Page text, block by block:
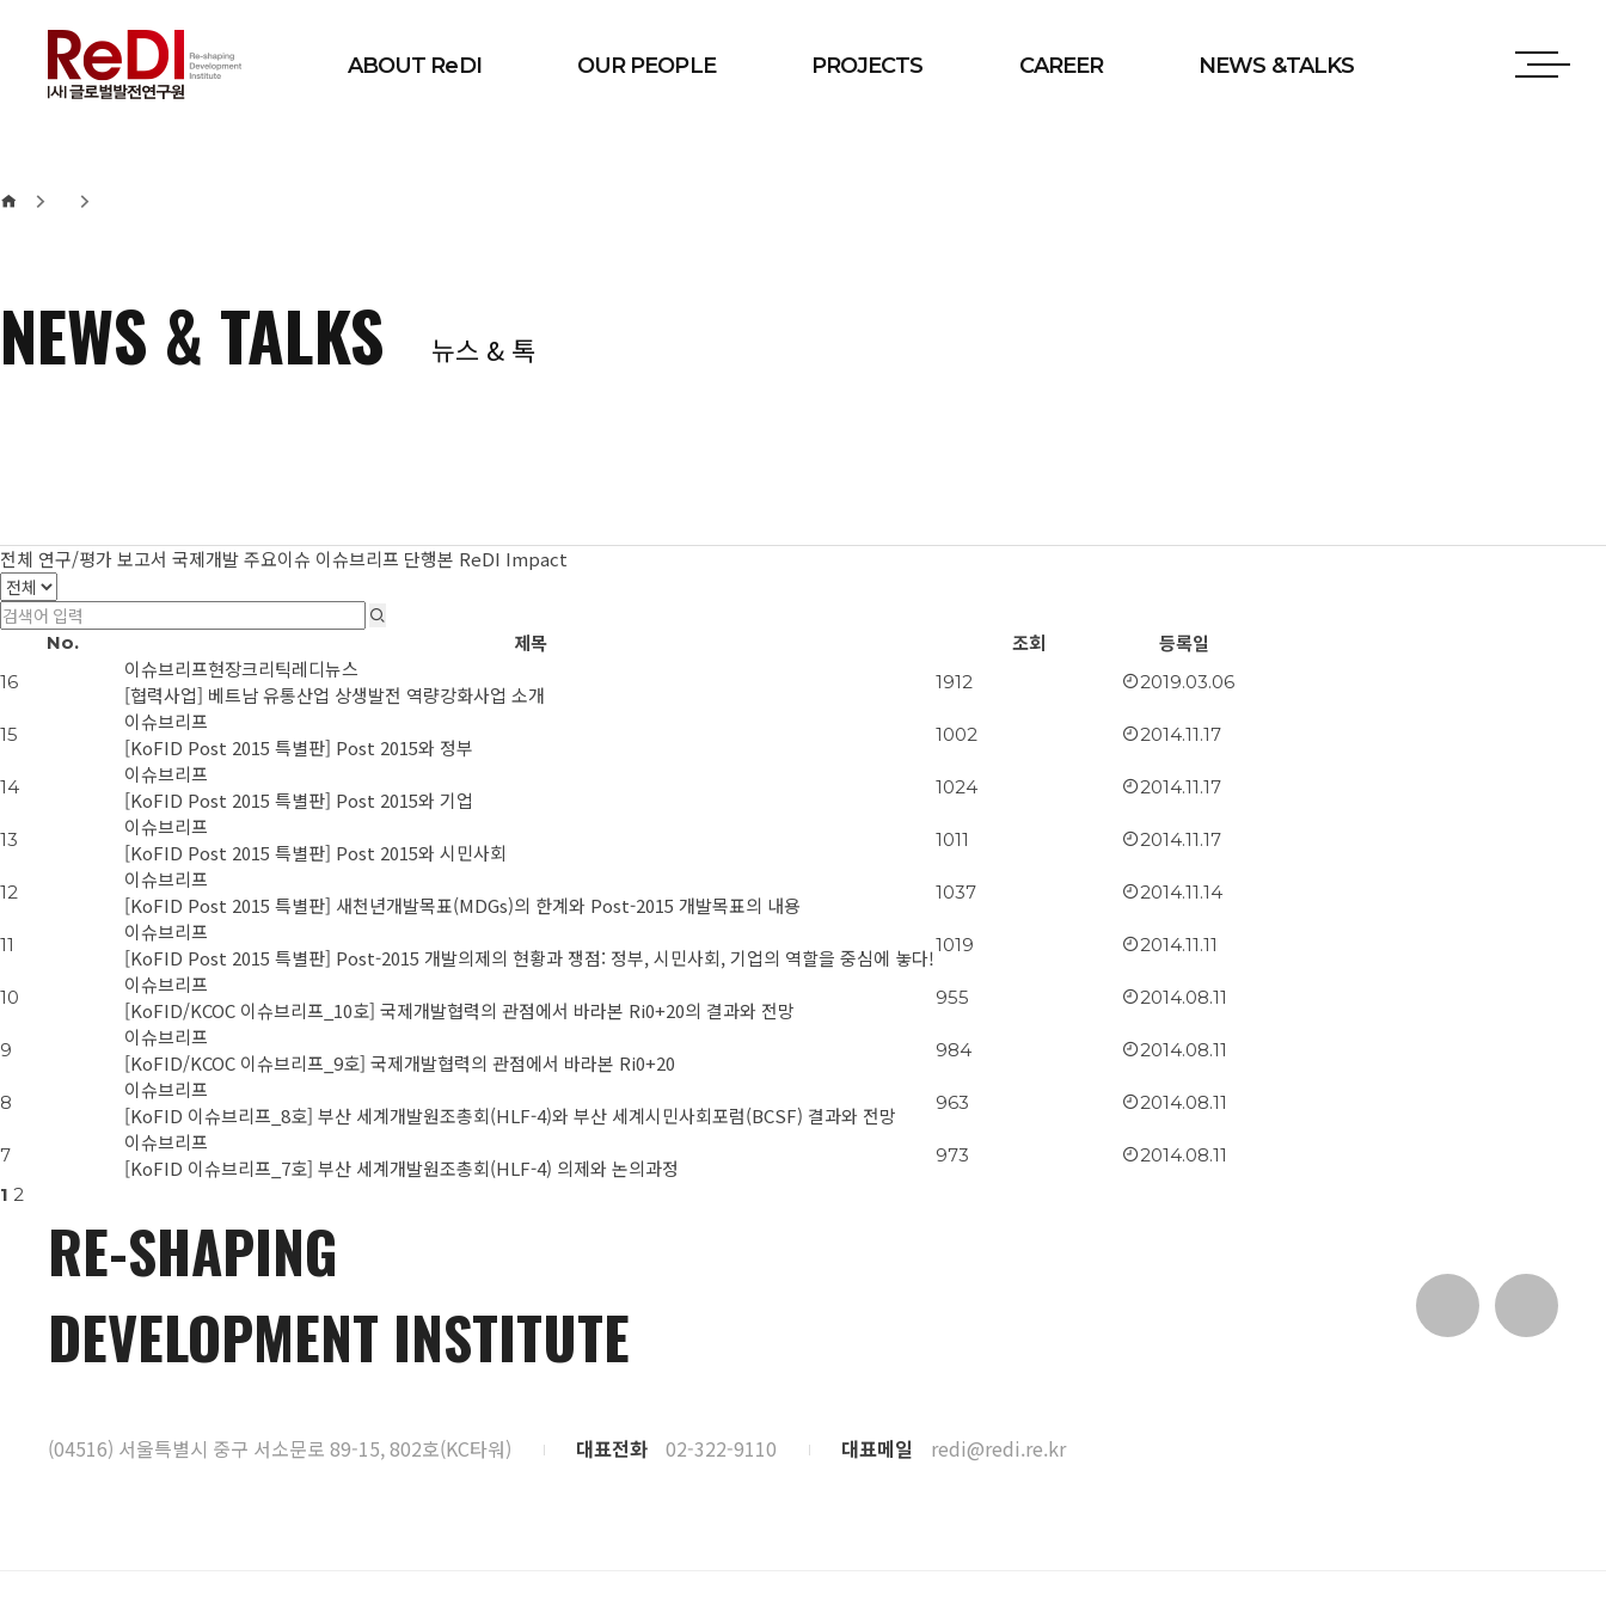
ABOUT ReDI OUR PEOPLE PROJECTS CAREER NEWS &TALKS
NEWS & TALKS 뉴스 & 톡
전체 연구/평가 보고서 국제개발 주요이슈 이슈브리프 단행본 ReDI Impact
No. 제목 조회 등록일
16
이슈브리프현장크리틱레디뉴스
[협력사업] 베트남 유통산업 상생발전 역량강화사업 소개
1912 2019.03.06
15
이슈브리프
[KoFID Post 2015 특별판] Post 2015와 정부
1002 2014.11.17
14
이슈브리프
[KoFID Post 2015 특별판] Post 2015와 기업
1024 2014.11.17
13
이슈브리프
[KoFID Post 2015 특별판] Post 2015와 시민사회
1011 2014.11.17
12
이슈브리프
[KoFID Post 2015 특별판] 새천년개발목표(MDGs)의 한계와 Post-2015 개발목표의 내용
1037 2014.11.14
11
이슈브리프
[KoFID Post 2015 특별판] Post-2015 개발의제의 현황과 쟁점: 정부, 시민사회, 기업의 역할을 중심에 놓다!
1019 2014.11.11
10
이슈브리프
[KoFID/KCOC 이슈브리프_10호] 국제개발협력의 관점에서 바라본 Ri0+20의 결과와 전망
955 2014.08.11
9
이슈브리프
[KoFID/KCOC 이슈브리프_9호] 국제개발협력의 관점에서 바라본 Ri0+20
984 2014.08.11
8
이슈브리프
[KoFID 이슈브리프_8호] 부산 세계개발원조총회(HLF-4)와 부산 세계시민사회포럼(BCSF) 결과와 전망
963 2014.08.11
7
이슈브리프
[KoFID 이슈브리프_7호] 부산 세계개발원조총회(HLF-4) 의제와 논의과정
973
2014.08.11
1 2
RE-SHAPING
DEVELOPMENT INSTITUTE
(04516) 서울특별시 중구 서소문로 89-15, 802호(KC타워) 대표전화 02-322-9110 대표메일 redi@redi.re.kr